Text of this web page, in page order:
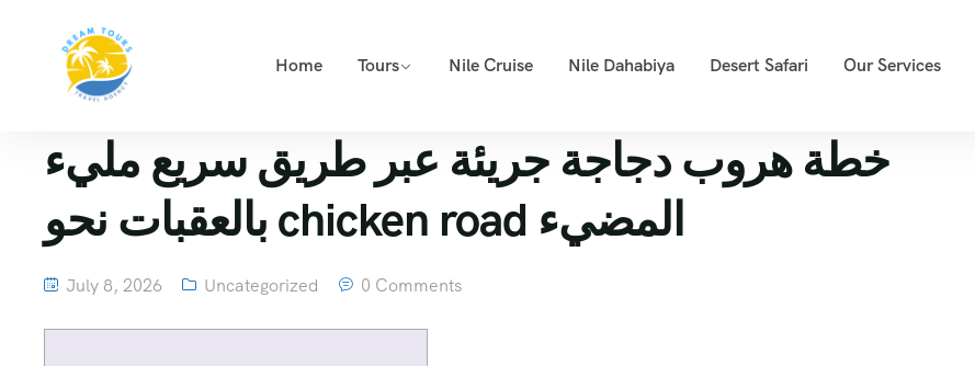
Home Tours Nile Cruise Nile Dahabiya Desert Safari Our Services
خطة هروب دجاجة جريئة عبر طريق سريع مليء
بالعقبات نحو chicken road المضيء
July 8, 2026 Uncategorized 0 Comments